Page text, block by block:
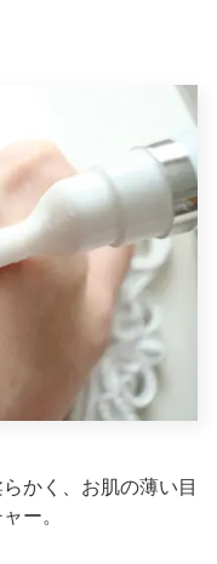
かく、お肌の薄い目
ー。